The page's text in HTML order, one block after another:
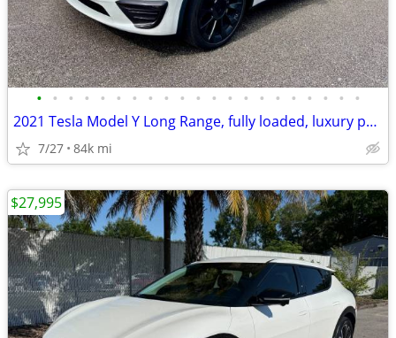
• • • • • • • • • • • • • • • • • • • • •
2021 Tesla Model Y Long Range, fully loaded, luxury performance, MINT!
7/27 84k mi
$27,995